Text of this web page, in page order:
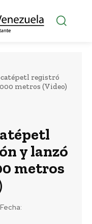
registró
metros (Video)
y lanzó
metros
Fecha: